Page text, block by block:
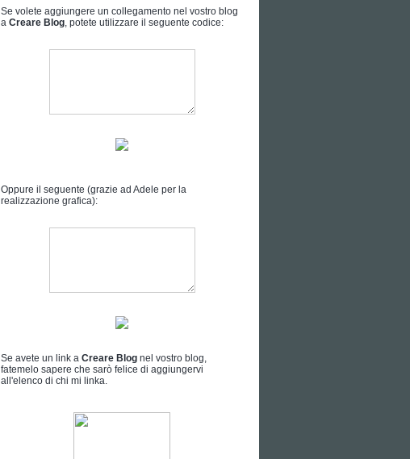
Se volete aggiungere un collegamento nel vostro blog
a Creare Blog, potete utilizzare il seguente codice:
Oppure il seguente (grazie ad Adele per la
realizzazione grafica):
Se avete un link a Creare Blog nel vostro blog,
fatemelo sapere che sarò felice di aggiungervi
all'elenco di chi mi linka.